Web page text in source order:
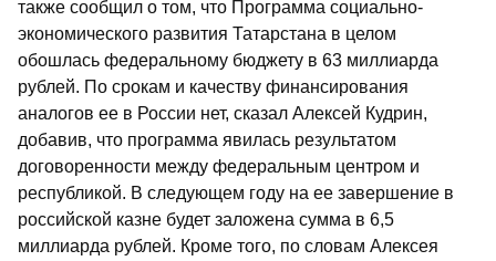
также сообщил о том, что Программа социально-
экономического развития Татарстана в целом
обошлась федеральному бюджету в 63 миллиарда
рублей. По срокам и качеству финансирования
аналогов ее в России нет, сказал Алексей Кудрин,
добавив, что программа явилась результатом
договоренности между федеральным центром и
республикой. В следующем году на ее завершение в
российской казне будет заложена сумма в 6,5
миллиарда рублей. Кроме того, по словам Алексея